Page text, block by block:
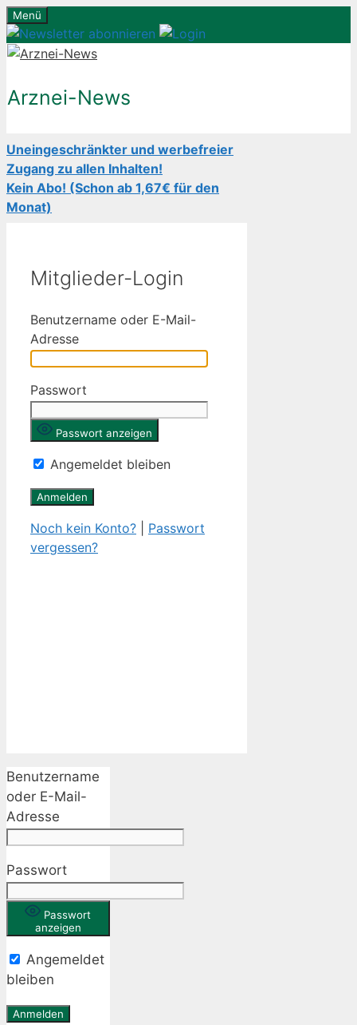
Zum
Inhalt
springen
Menü
Arznei-News
Uneingeschränkter und werbefreier
Zugang zu allen Inhalten!
Kein Abo! (Schon ab 1,67€ für den
Monat)
Mitglieder-Login
Benutzername oder E-Mail-
Adresse
Passwort
Passwort anzeigen
Angemeldet bleiben
Noch kein Konto?
Passwort
vergessen?
Benutzername
oder E-Mail-
Adresse
Passwort
Passwort
anzeigen
Angemeldet
bleiben